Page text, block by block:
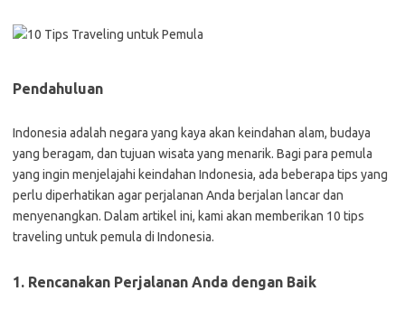
Pendahuluan
Indonesia adalah negara yang kaya akan keindahan alam, budaya
yang beragam, dan tujuan wisata yang menarik. Bagi para pemula
yang ingin menjelajahi keindahan Indonesia, ada beberapa tips yang
perlu diperhatikan agar perjalanan Anda berjalan lancar dan
menyenangkan. Dalam artikel ini, kami akan memberikan 10 tips
traveling untuk pemula di Indonesia.
1. Rencanakan Perjalanan Anda dengan Baik